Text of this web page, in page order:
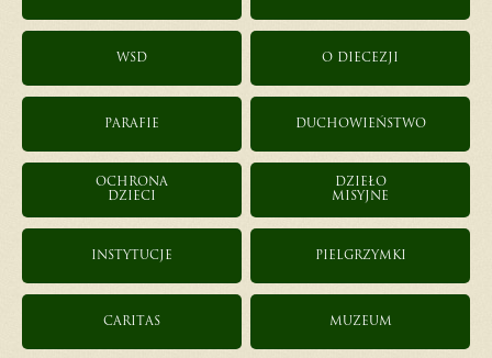
WSD O DIECEZJI
PARAFIE DUCHOWIEŃSTWO
OCHRONA
DZIECI
DZIEŁO
MISYJNE
INSTYTUCJE PIELGRZYMKI
CARITAS MUZEUM